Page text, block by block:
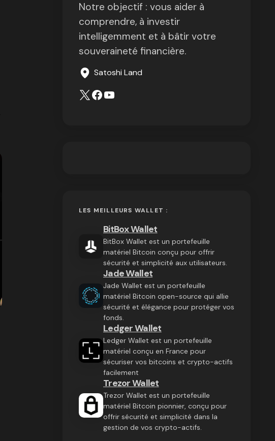
Notre objectif : vous aider à
comprendre, à investir
intelligemment et à bâtir votre
souveraineté financière.
Satoshi Land
LES MEILLEURS WALLET :
BitBox Wallet
BitBox Wallet est un portefeuille
matériel Bitcoin conçu pour offrir
sécurité et simplicité aux utilisateurs.
Jade Wallet
Jade Wallet est un portefeuille
matériel Bitcoin open-source qui allie
sécurité et élégance pour protéger vos
fonds.
Ledger Wallet
Ledger Wallet est un portefeuille
matériel conçu en France pour
sécuriser vos bitcoins et crypto-actifs
facilement
Trezor Wallet
Trezor Wallet est un portefeuille
matériel Bitcoin pionnier, conçu pour
offrir sécurité et simplicité dans la
gestion de vos crypto-actifs.